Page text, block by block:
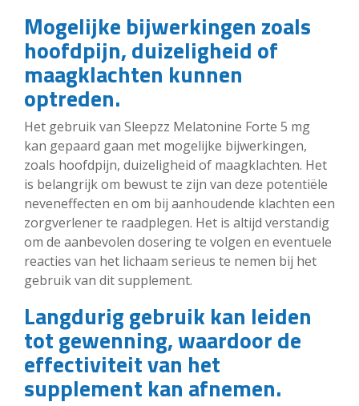
Mogelijke bijwerkingen zoals
hoofdpijn, duizeligheid of
maagklachten kunnen
optreden.
Het gebruik van Sleepzz Melatonine Forte 5 mg
kan gepaard gaan met mogelijke bijwerkingen,
zoals hoofdpijn, duizeligheid of maagklachten. Het
is belangrijk om bewust te zijn van deze potentiële
neveneffecten en om bij aanhoudende klachten een
zorgverlener te raadplegen. Het is altijd verstandig
om de aanbevolen dosering te volgen en eventuele
reacties van het lichaam serieus te nemen bij het
gebruik van dit supplement.
Langdurig gebruik kan leiden
tot gewenning, waardoor de
effectiviteit van het
supplement kan afnemen.